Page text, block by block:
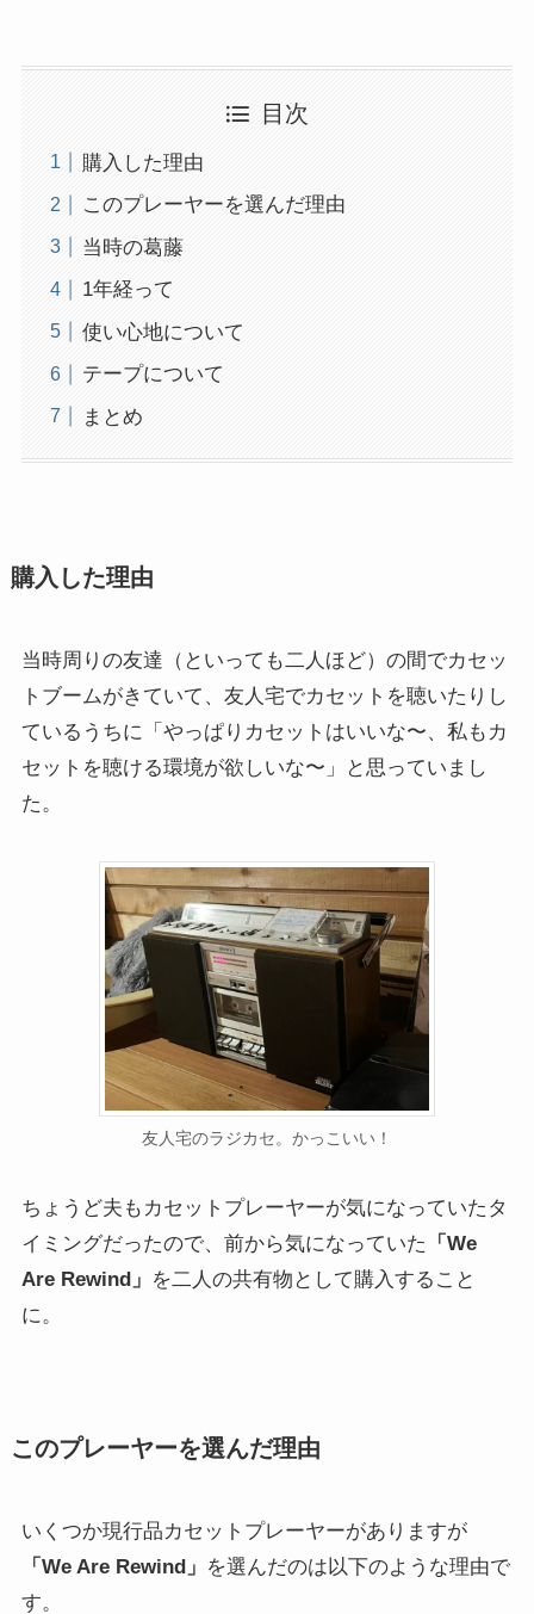
目次
購入した理由
このプレーヤーを選んだ理由
当時の葛藤
1年経って
使い心地について
テープについて
まとめ
購入した理由
当時周りの友達（といっても二人ほど）の間でカセッ
トブームがきていて、友人宅でカセットを聴いたりし
ているうちに「やっぱりカセットはいいな〜、私もカ
セットを聴ける環境が欲しいな〜」と思っていまし
た。
友人宅のラジカセ。かっこいい！
ちょうど夫もカセットプレーヤーが気になっていたタ
イミングだったので、前から気になっていた
「We
Are Rewind」 を二人の共有物として購入すること
に。
このプレーヤーを選んだ理由
いくつか現行品カセットプレーヤーがありますが
「We Are Rewind」 を選んだのは以下のような理由で
す。